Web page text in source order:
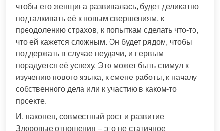
чтобы его женщина развивалась, будет деликатно
подталкивать её к новым свершениям, к
преодолению страхов, к попыткам сделать что-то,
что ей кажется сложным. Он будет рядом, чтобы
поддержать в случае неудачи, и первым
порадуется её успеху. Это может быть стимул к
изучению нового языка, к смене работы, к началу
собственного дела или к участию в каком-то
проекте.
И, наконец, совместный рост и развитие.
Здоровые отношения – это не статичное